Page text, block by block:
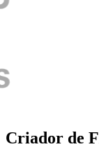
Criador de